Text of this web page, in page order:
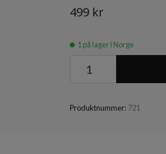
499 kr
1 på lager i Norge
Produktnummer: 721